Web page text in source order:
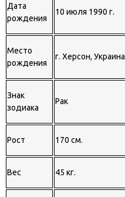
Дата
рождения
10 июля 1990 г.
Место
рождения
г. Херсон, Украина
Знак
зодиака
Рак
Рост 170 см.
Вес 45 кг.